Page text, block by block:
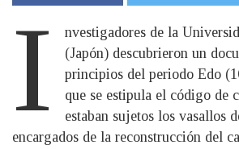
I
nvestigadores de la
(Japón) descubrieron un
principios del periodo Edo
que se estipula el código de
estaban sujetos los vasallos
encargados de la reconstrucción del